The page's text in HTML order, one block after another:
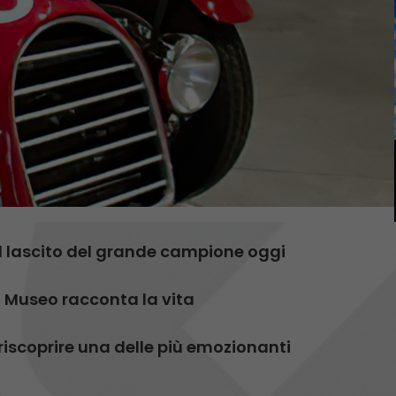
lascito del grande campione oggi
racconta la vita
una delle più emozionanti